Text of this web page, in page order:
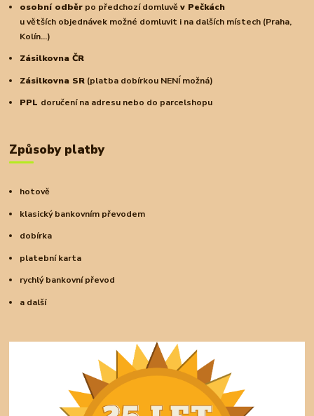
osobní odběr po předchozí domluvěv Pečkách
u větších objednávek možné domluvit i na dalších místech (Praha,
Kolín...)
Zásilkovna ČR
Zásilkovna SR (platba dobírkou NENÍ možná)
PPL doručení na adresu nebo do parcelshopu
Způsoby platby
hotově
klasický bankovním převodem
dobírka
platební karta
rychlý bankovní převod
a další